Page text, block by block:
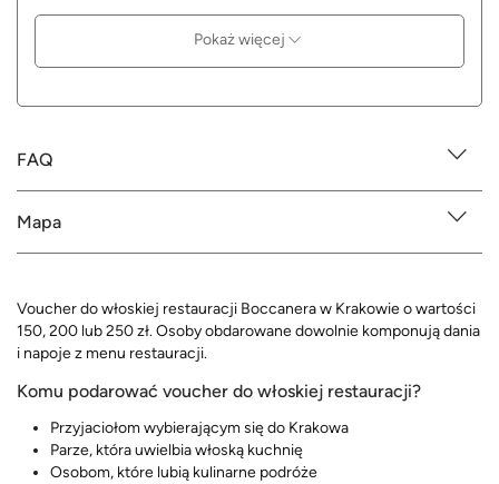
Pokaż więcej
FAQ
Mapa
Voucher do włoskiej restauracji Boccanera w Krakowie o wartości
150, 200 lub 250 zł. Osoby obdarowane dowolnie komponują dania
i napoje z menu restauracji.
Komu podarować voucher do włoskiej restauracji?
Przyjaciołom wybierającym się do Krakowa
Parze, która uwielbia włoską kuchnię
Osobom, które lubią kulinarne podróże